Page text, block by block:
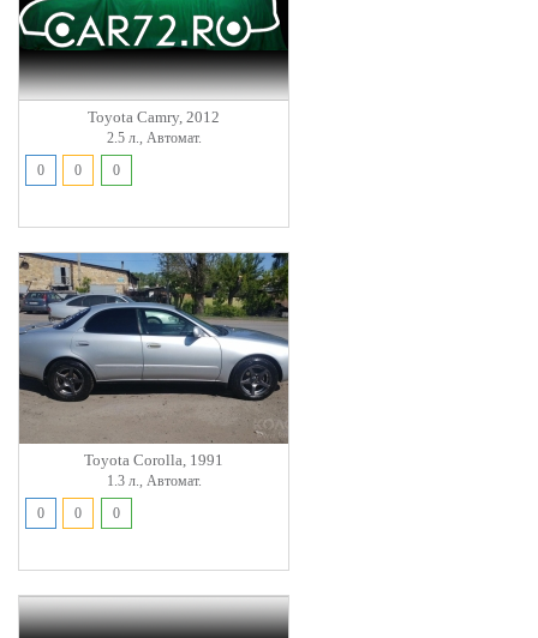
Toyota Camry, 2012
2.5 л., Автомат.
0
0 0
Toyota Corolla, 1991
1.3 л., Автомат.
0
0 0